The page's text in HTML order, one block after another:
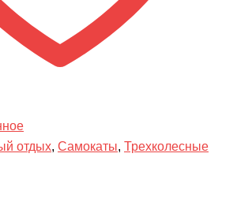
отдых, Самокаты, Трехколесные